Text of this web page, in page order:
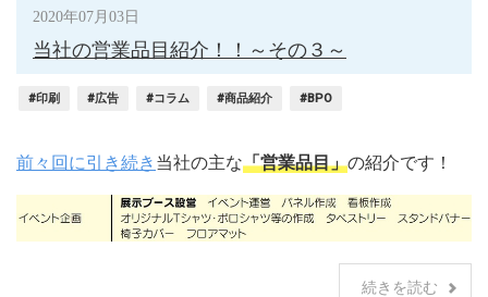
2020年07月03日
当社の営業品目紹介！！～その３～
#印刷 #広告 #コラム #商品紹介 #BPO
前々回に引き続き 当社の主な「営業品目」の紹介です！
続きを読む